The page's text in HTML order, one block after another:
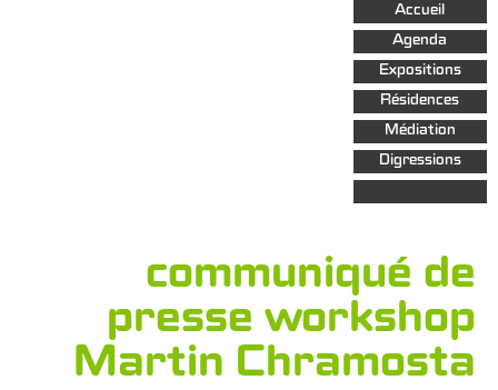
Aller au
contenu
principal
Accueil
Agenda
Expositions
Résidences
Médiation
Digressions
communiqué de
presse workshop
Martin Chramosta